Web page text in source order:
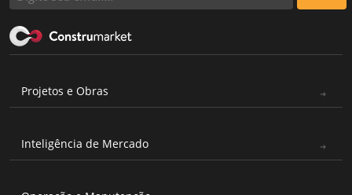
Projetos e Obras
Inteligência de Mercado